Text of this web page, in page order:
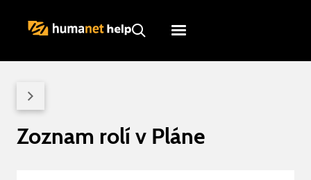
Humanet
Zoznam rolí v Pláne